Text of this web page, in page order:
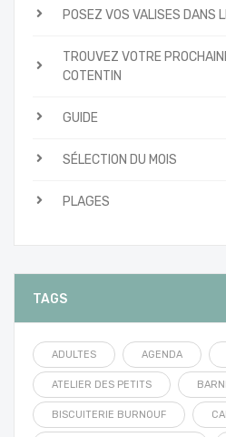
POSEZ VOS VALISES DANS
TROUVEZ VOTRE
COTENTIN
GUIDE
SÉLECTION DU MOIS
PLAGES
TAGS
ADULTES AGENDA
ATELIER DES PETITS
BISCUITERIE BURNOUF